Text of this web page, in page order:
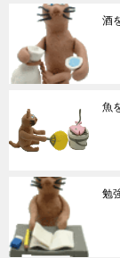
酒
魚
勉